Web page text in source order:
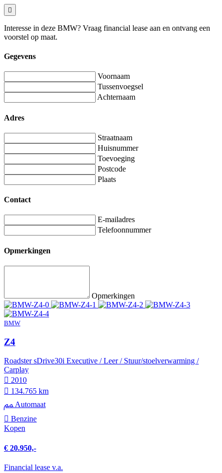
Interesse in deze BMW? Vraag financial lease aan en ontvang een
voorstel op maat.
Gegevens
Voornaam
Tussenvoegsel
Achternaam
Adres
Straatnaam
Huisnummer
Toevoeging
Postcode
Plaats
Contact
E-mailadres
Telefoonnummer
Opmerkingen
Opmerkingen
BMW
Z4
Roadster sDrive30i Executive / Leer / Stuur/stoelverwarming /
Carplay
2010
134.765 km
Automaat
Benzine
Kopen
€ 20.950,-
Financial lease v.a.